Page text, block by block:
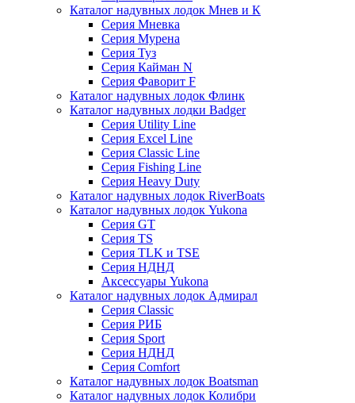
Каталог надувных лодок Мнев и К
Серия Мневка
Серия Мурена
Серия Туз
Серия Кайман N
Серия Фаворит F
Каталог надувных лодок Флинк
Каталог надувных лодки Badger
Серия Utility Line
Серия Excel Line
Серия Classic Line
Серия Fishing Line
Серия Heavy Duty
Каталог надувных лодок RiverBoats
Каталог надувных лодок Yukona
Серия GT
Серия TS
Серия TLK и TSE
Серия НДНД
Аксессуары Yukona
Каталог надувных лодок Адмирал
Серия Classic
Серия РИБ
Серия Sport
Серия НДНД
Серия Comfort
Каталог надувных лодок Boatsman
Каталог надувных лодок Колибри